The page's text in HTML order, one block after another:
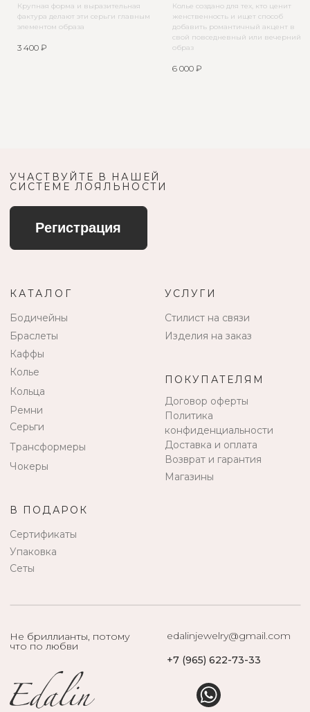
Крупная форма и выразительная
фактура делают эти серьги главным
элементом образа
3 400 ₽
Колье создано для тех, кто ценит
женственность и ищет способ
добавить романтичный акцент в
свой повседневный или вечерний
образ
6 000 ₽